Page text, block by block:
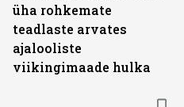
üha rohkemate
teadlaste arvates
ajalooliste
viikingimaade hulka